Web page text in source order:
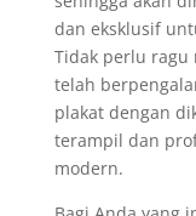
dan eksklusif
Tidak perlu ragu
telah
plakat dengan
terampil dan
modern.